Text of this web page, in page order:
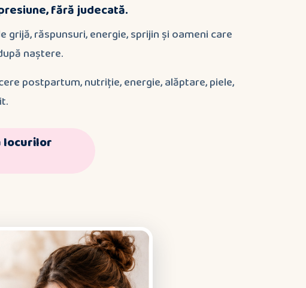
fără judecată.
răspunsuri, energie, sprijin și oameni care
naștere.
postpartum, nutriție, energie, alăptare, piele,
locurilor